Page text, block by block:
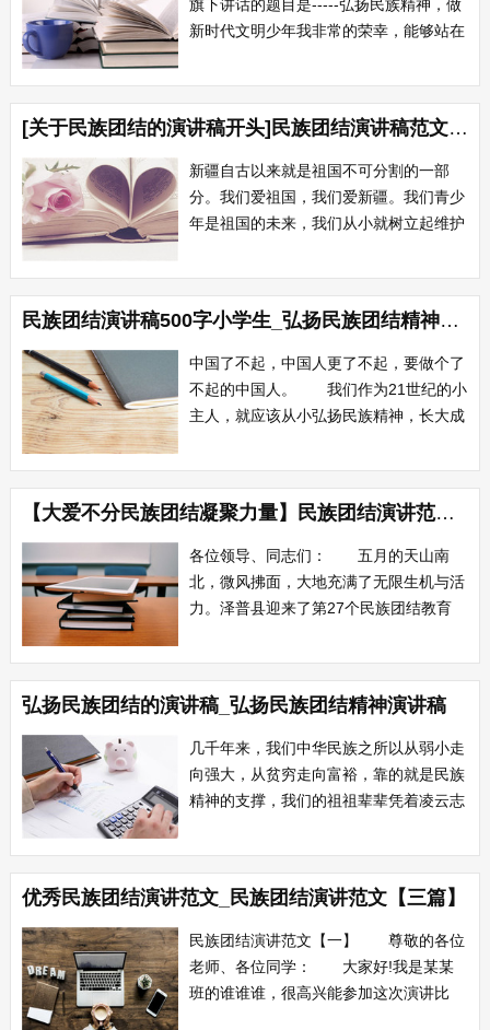
旗下讲话的题目是-----弘扬民族精神，做
新时代文明少年我非常的荣幸，能够站在
们伟大的祖国日益繁荣昌盛，爱国主义是
我国各国日民团结的光荣的旗帜，是推动
我国社会历史前进的强大动力。 回顾
中华民族的5000的历史长河，元数为国...
[关于民族团结的演讲稿开头]民族团结演讲稿范文开头
新疆自古以来就是祖国不可分割的一部
分。我们爱祖国，我们爱新疆。我们青少
年是祖国的未来，我们从小就树立起维护
炎黄子孙，我们是一家人，我们《谁也离
不开谁》。…… 在祖国的大西北,有
一个美丽地方——新疆,这里土地肥沃,物
产丰富，是一个多民族聚居地，各族人民
辛勤劳动...
民族团结演讲稿500字小学生_弘扬民族团结精神演讲稿500字
中国了不起，中国人更了不起，要做个了
不起的中国人。 我们作为21世纪的小
主人，就应该从小弘扬民族精神，长大成
复兴贡献力量的人。 民族精神是一个
国家，是一个民族兴旺发达的精神支柱，
是维系本国民族人民生存发展的根基，民
族精神的核心是爱国主义。 绵延五千
多年的...
【大爱不分民族团结凝聚力量】民族团结演讲范文：大爱不分民族
各位领导、同志们： 五月的天山南
北，微风拂面，大地充满了无限生机与活
力。泽普县迎来了第27个民族团结教育
民族团结教育月具有极为特殊的意义。今
天我们隆重欢聚一堂，以演讲的方式歌颂
民族团结，礼赞民族团结先进个人王xx的
感人事迹。今天我演讲的主题是：大爱不
分民族感...
弘扬民族团结的演讲稿_弘扬民族团结精神演讲稿
几千年来，我们中华民族之所以从弱小走
向强大，从贫穷走向富裕，靠的就是民族
精神的支撑，我们的祖祖辈辈凭着凌云志
以来，中国人民一直盼望着独立自主，不
受列强欺凌。可是，在中国土地上，蛮横
无理的洋人，凭着所谓的治外法权，奸淫
抢掠，无恶不作，更有“华人与狗不得入
内”的耻...
优秀民族团结演讲范文_民族团结演讲范文【三篇】
民族团结演讲范文【一】 尊敬的各位
老师、各位同学： 大家好!我是某某
班的谁谁谁，很高兴能参加这次演讲比